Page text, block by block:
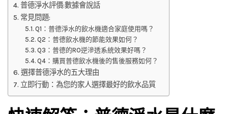
普德淨水評價:數據會說話
常見問題:
Q1：普德淨水的飲水機適合家庭使用嗎？
Q2：普德飲水機的節能效果如何？
Q3：普德的RO逆滲透系統效果好嗎？
Q4：購買普德飲水機後的售後服務如何？
選擇普德淨水的五大理由
立即行動：為您的家人選擇最好的飲水品質